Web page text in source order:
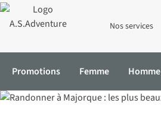
Nos services
Promotions Femme Homme